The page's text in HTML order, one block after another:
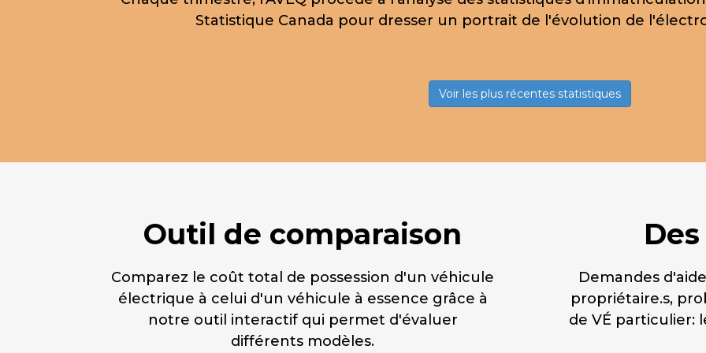
Statistique Canada pour dresser un portrait de l'évolution de
Voir les plus récentes statistiques
Outil de comparaison
Comparez le coût total de possession d'un véhicule
électrique à celui d'un véhicule à essence grâce à
notre outil interactif qui permet d'évaluer
différents modèles.
Demandes
propriétaire.s,
de VÉ particulier: